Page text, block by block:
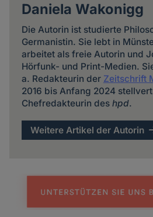
Daniela Wakonigg
Die Autorin ist studierte
Germanistin. Sie lebt in
arbeitet als freie Autorin und
Hörfunk- und Print-Medien.
a. Redakteurin der Zeitschrift
2016 bis Anfang 2024
Chefredakteurin des hpd.
Weitere Artikel der Autorin